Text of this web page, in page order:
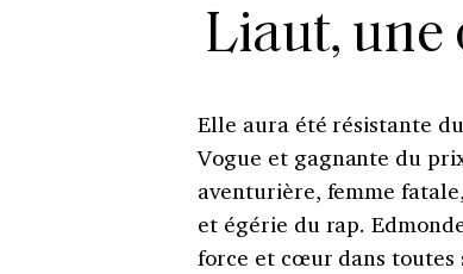
Liaut, une
Elle aura été résistante
Vogue et gagnante du
aventurière, femme
et égérie du rap.
force et cœur dans toutes